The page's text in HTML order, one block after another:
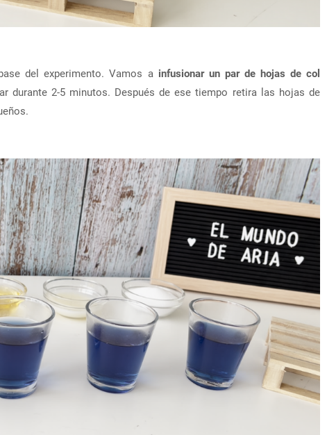
del experimento. Vamos ainfusionar un par de hojas de col
durante 2-5 minutos. Después de ese tiempo retira las hojas de